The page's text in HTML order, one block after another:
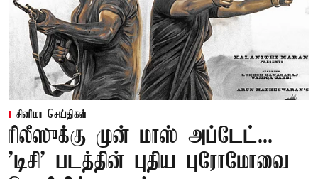
சினிமா செய்திகள்
ரிலீஸுக்கு முன் மாஸ் அப்டேட்...
'டிசி' படத்தின் புதிய புரோமோவை